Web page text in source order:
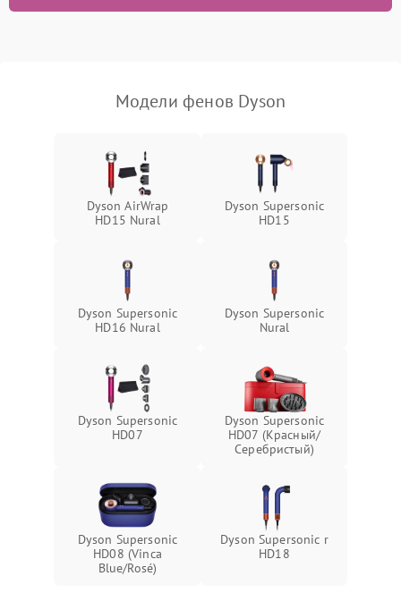
Поломка системы
Модели фенов Dyson
Dyson AirWrap
HD15 Nural
Dyson Supersonic
HD15
Dyson Supersonic
HD16 Nural
Dyson Supersonic
Nural
Dyson Supersonic
HD07
Dyson Supersonic
HD07 (Красный/
Серебристый)
Dyson Supersonic
HD08 (Vinca
Blue/Rosé)
Dyson Supersonic r
HD18